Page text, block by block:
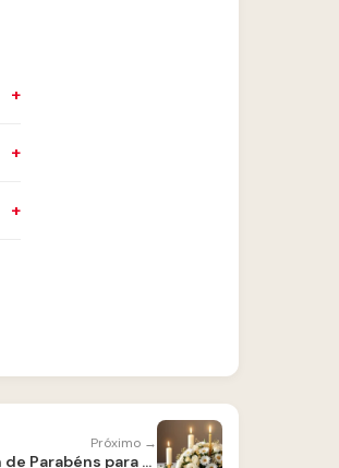
Próximo →
Imagem de Parabéns para Amiga